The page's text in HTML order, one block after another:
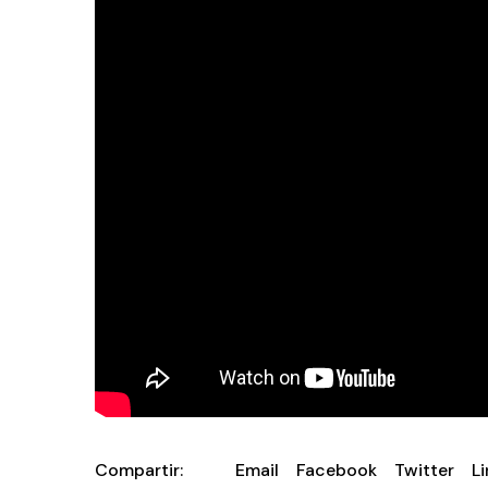
Compartir: Email Facebook Twitter